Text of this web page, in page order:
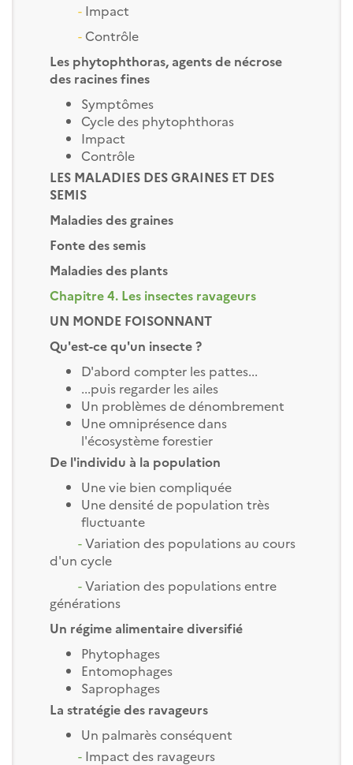
-Impact
-Contrôle
Les phytophthoras, agents de nécrose
des racines fines
Symptômes
Cycle des phytophthoras
Impact
Contrôle
LES MALADIES DES GRAINES ET DES
SEMIS
Maladies des graines
Fonte des semis
Maladies des plants
Chapitre 4. Les insectes ravageurs
UN MONDE FOISONNANT
Qu'est-ce qu'un insecte ?
D'abord compter les pattes...
...puis regarder les ailes
Un problèmes de dénombrement
Une omniprésence dans
l'écosystème forestier
De l'individu à la population
Une vie bien compliquée
Une densité de population très
fluctuante
-Variation des populations au cours
d'un cycle
-Variation des populations entre
générations
Un régime alimentaire diversifié
Phytophages
Entomophages
Saprophages
La stratégie des ravageurs
Un palmarès conséquent
-Impact des ravageurs